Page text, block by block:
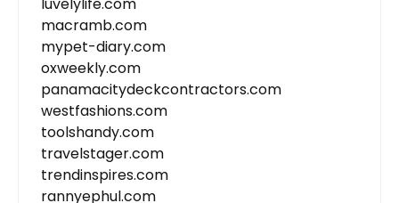
macramb.com
mypet-diary.com
oxweekly.com
panamacitydeckcontractors.com
westfashions.com
toolshandy.com
travelstager.com
trendinspires.com
rannyephul.com